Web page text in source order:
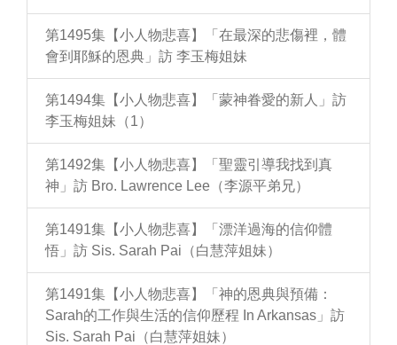
第1495集【小人物悲喜】「在最深的悲傷裡，體
會到耶穌的恩典」訪 李玉梅姐妹
第1494集【小人物悲喜】「蒙神眷愛的新人」訪
李玉梅姐妹（1）
第1492集【小人物悲喜】「聖靈引導我找到真
神」訪 Bro. Lawrence Lee（李源平弟兄）
第1491集【小人物悲喜】「漂洋過海的信仰體
悟」訪 Sis. Sarah Pai（白慧萍姐妹）
第1491集【小人物悲喜】「神的恩典與預備：
Sarah的工作與生活的信仰歷程 In Arkansas」訪
Sis. Sarah Pai（白慧萍姐妹）